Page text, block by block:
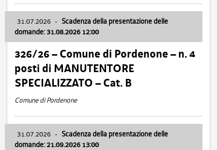
31.07.2026 - Scadenza della presentazione delle
domande: 31.08.2026 12:00
326/26 – Comune di Pordenone – n. 4
posti di MANUTENTORE
SPECIALIZZATO – Cat. B
Comune di Pordenone
31.07.2026 - Scadenza della presentazione delle
domande: 21.09.2026 13:00